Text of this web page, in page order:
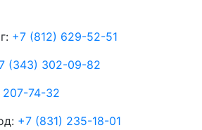
+7 (812) 629-52-51
(343) 302-09-82
74-32
+7 (831) 235-18-01